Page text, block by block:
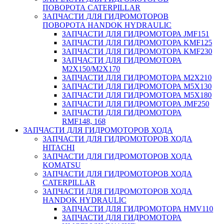
ПОВОРОТА CATERPILLAR
ЗАПЧАСТИ ДЛЯ ГИДРОМОТОРОВ
ПОВОРОТА HANDOK HYDRAULIC
ЗАПЧАСТИ ДЛЯ ГИДРОМОТОРА JMF151
ЗАПЧАСТИ ДЛЯ ГИДРОМОТОРА KMF125
ЗАПЧАСТИ ДЛЯ ГИДРОМОТОРА KMF230
ЗАПЧАСТИ ДЛЯ ГИДРОМОТОРА
M2X150/M2X170
ЗАПЧАСТИ ДЛЯ ГИДРОМОТОРА M2X210
ЗАПЧАСТИ ДЛЯ ГИДРОМОТОРА M5X130
ЗАПЧАСТИ ДЛЯ ГИДРОМОТОРА M5X180
ЗАПЧАСТИ ДЛЯ ГИДРОМОТОРА JMF250
ЗАПЧАСТИ ДЛЯ ГИДРОМОТОРА
RMF148, 168
ЗАПЧАСТИ ДЛЯ ГИДРОМОТОРОВ ХОДА
ЗАПЧАСТИ ДЛЯ ГИДРОМОТОРОВ ХОДА
HITACHI
ЗАПЧАСТИ ДЛЯ ГИДРОМОТОРОВ ХОДА
KOMATSU
ЗАПЧАСТИ ДЛЯ ГИДРОМОТОРОВ ХОДА
CATERPILLAR
ЗАПЧАСТИ ДЛЯ ГИДРОМОТОРОВ ХОДА
HANDOK HYDRAULIC
ЗАПЧАСТИ ДЛЯ ГИДРОМОТОРА HMV110
ЗАПЧАСТИ ДЛЯ ГИДРОМОТОРА